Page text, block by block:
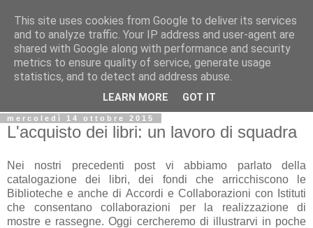
Biblio@rti in
Il Blog della Biblioteca di Area delle arti per condividere
informazioni iniziative incontri
mercoledì 14 ottobre 2015
L'acquisto dei libri: un lavoro di squadra
Nei nostri precedenti post vi abbiamo parlato della
catalogazione dei libri, dei fondi che arricchiscono le
Biblioteche e anche di Accordi e Collaborazioni con Istituti
che consentano collaborazioni per la realizzazione di
mostre e rassegne. Oggi cercheremo di illustrarvi in poche
This site uses cookies from Google to deliver its services
and to analyze traffic. Your IP address and user-agent are
shared with Google along with performance and security
metrics to ensure quality of service, generate usage
statistics, and to detect and address abuse.
LEARN MORE GOT IT